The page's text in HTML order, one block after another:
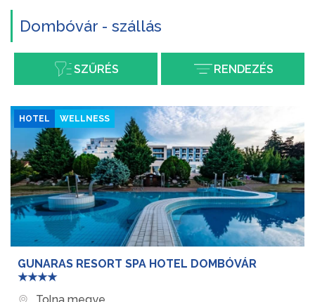
Dombóvár - szállás
SZŰRÉS RENDEZÉS
HOTEL WELLNESS
GUNARAS RESORT SPA HOTEL DOMBÓVÁR
★★★★